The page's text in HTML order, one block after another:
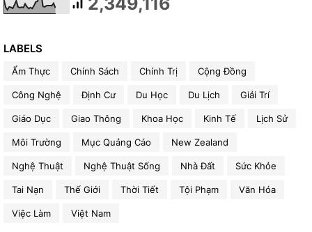
LABELS
Ẩm Thực Chính Sách Chính Trị Cộng Đồng
Công Nghệ Định Cư Du Học Du Lịch Giải Trí
Giáo Dục Giao Thông Khoa Học Kinh Tế Lịch Sử
Môi Trường Mục Quảng Cáo New Zealand
Nghệ Thuật Nghệ Thuật Sống Nhà Đất Sức Khỏe
Tai Nạn Thế Giới Thời Tiết Tội Phạm Văn Hóa
Việc Làm Việt Nam